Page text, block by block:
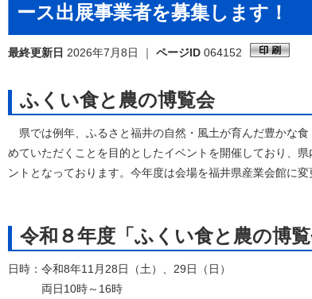
イクル
まちづくり
交通・道路
自然
ース出展事業者を募集します！
最終更新日 2026年7月8日 ｜ ページID 064152
ふくい食と農の博覧会
県では例年、ふるさと福井の自然・風土が育んだ豊かな
めていただくことを目的としたイベントを開催しており、
ントとなっております。今年度は会場を福井県産業会館に変
令和８年度「ふくい食と農の博
日時：令和8年11月28日（土）、29日（日）
両日10時～16時